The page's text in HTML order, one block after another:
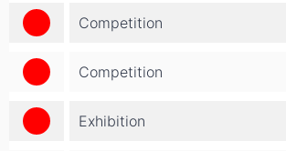
Competition
Competition
Exhibition